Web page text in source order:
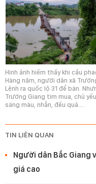
Hình ảnh hiếm thấy khi cầu
Hàng năm, người dân xã
Lệnh ra quốc lộ 31 để bán.
Trường Giang tìm mua, chủ
sáng màu, nhẵn, đều quả....
TIN LIÊN QUAN
Người dân Bắc Giang
giá cao